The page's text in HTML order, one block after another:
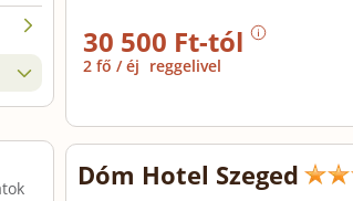
30 500 Ft-tól
2 fő / éj reggelivel
Dóm Hotel Szeged